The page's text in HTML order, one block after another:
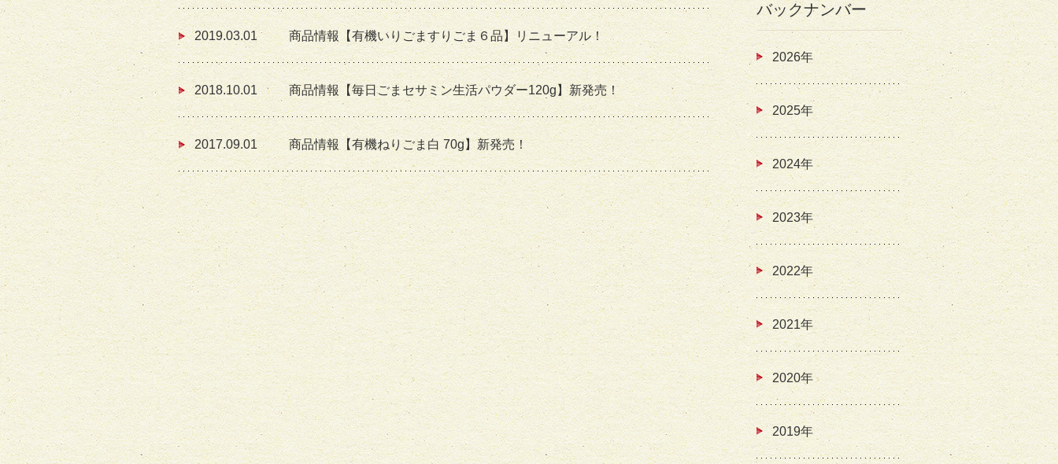
2019.03.01 商品情報【有機いりごますりごま６品】リニューアル！
2018.10.01 商品情報【毎日ごまセサミン生活パウダー120g】新発売！
2017.09.01 商品情報【有機ねりごま白 70g】新発売！
バックナンバー
2026年
2025年
2024年
2023年
2022年
2021年
2020年
2019年